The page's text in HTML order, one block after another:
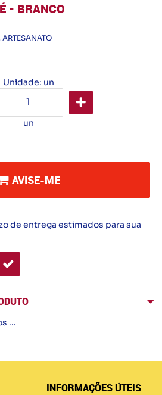
- BRANCO
, ARTESANATO
Unidade: un
un
AVISE-ME
de entrega estimados para sua
...
INFORMAÇÕES ÚTEIS